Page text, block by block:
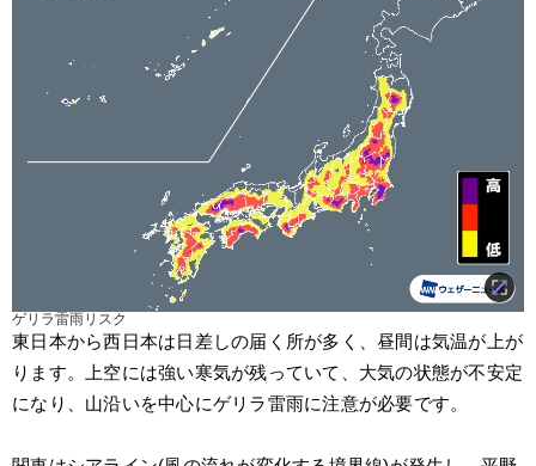
ゲリラ雷雨リスク
東日本から西日本は日差しの届く所が多く、昼間は気温が上が
ります。上空には強い寒気が残っていて、大気の状態が不安定
になり、山沿いを中心にゲリラ雷雨に注意が必要です。